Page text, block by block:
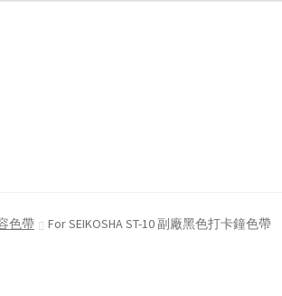
們購物車 關於我們防詐騙聲明
色帶 For SEIKOSHA ST-10 副廠黑色打卡鐘色帶